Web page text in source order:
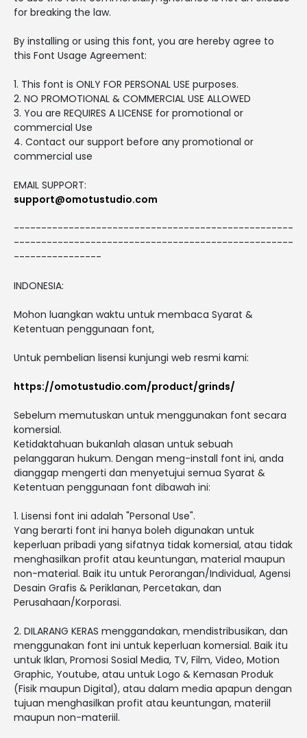
for breaking the law.
By installing or using this font, you are hereby agree to
this Font Usage Agreement:
1. This font is ONLY FOR PERSONAL USE purposes.
2. NO PROMOTIONAL & COMMERCIAL USE ALLOWED
3. You are REQUIRES A LICENSE for promotional or
commercial Use
4. Contact our support before any promotional or
commercial use
EMAIL SUPPORT:
support@omotustudio.com
---------------------------------------------------
---------------------------------------------------
----------------
INDONESIA:
Mohon luangkan waktu untuk membaca Syarat &
Ketentuan penggunaan font,
Untuk pembelian lisensi kunjungi web resmi kami:
https://omotustudio.com/product/grinds/
Sebelum memutuskan untuk menggunakan font secara
komersial.
Ketidaktahuan bukanlah alasan untuk sebuah
pelanggaran hukum. Dengan meng-install font ini, anda
dianggap mengerti dan menyetujui semua Syarat &
Ketentuan penggunaan font dibawah ini:
1. Lisensi font ini adalah "Personal Use".
Yang berarti font ini hanya boleh digunakan untuk
keperluan pribadi yang sifatnya tidak komersial, atau tidak
menghasilkan profit atau keuntungan, material maupun
non-material. Baik itu untuk Perorangan/Individual, Agensi
Desain Grafis & Periklanan, Percetakan, dan
Perusahaan/Korporasi.
2. DILARANG KERAS menggandakan, mendistribusikan, dan
menggunakan font ini untuk keperluan komersial. Baik itu
untuk Iklan, Promosi Sosial Media, TV, Film, Video, Motion
Graphic, Youtube, atau untuk Logo & Kemasan Produk
(Fisik maupun Digital), atau dalam media apapun dengan
tujuan menghasilkan profit atau keuntungan, materiil
maupun non-materiil.